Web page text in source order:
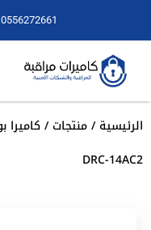
0556272661
الرئيسية/منتجات
DRC-14AC2